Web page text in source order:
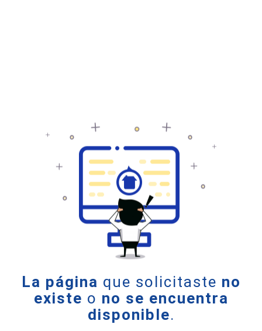
La página que solicitaste no
existe o no se encuentra
disponible.